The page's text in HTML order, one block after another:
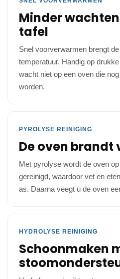
Minder
tafel
Snel voorverwarmen brengt
temperatuur. Handig op
wacht niet op een oven die
worden.
PYROLYSE REINIGING
De oven brandt
Met pyrolyse wordt de oven
gereinigd, waardoor vet en
as. Daarna veegt u de oven
HYDROLYSE REINIGING
Schoonmaken